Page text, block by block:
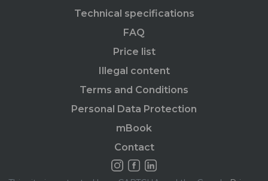
Technical specifications
FAQ
Price list
Illegal content
Terms and Conditions
Personal Data Protection
mBook
Contact